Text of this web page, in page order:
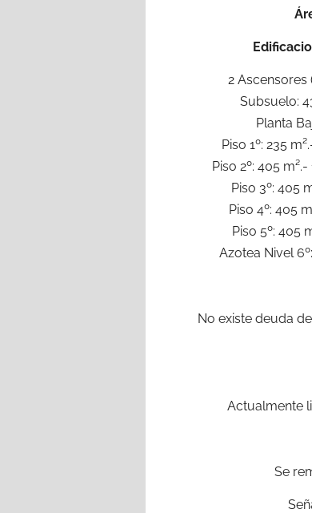
2
Subsuelo:
Planta
Piso 1º: 235
Piso 2º: 405
Piso 3º: 405
Piso 4º: 405
Piso 5º: 405
Azotea Nivel
No existe deuda
Actualmente
Se